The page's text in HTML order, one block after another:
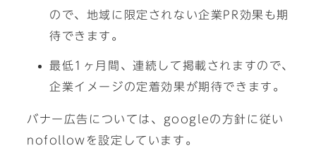
ので、地域に限定されない企業PR効果も期
待できます。
最低1ヶ月間、連続して掲載されますので、
企業イメージの定着効果が期待できます。
バナー広告については、googleの方針に従い
nofollowを設定しています。